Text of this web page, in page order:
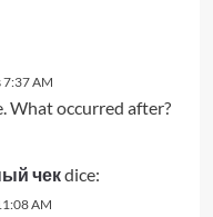
7:37 AM
What occurred after?
чекdice:
AM